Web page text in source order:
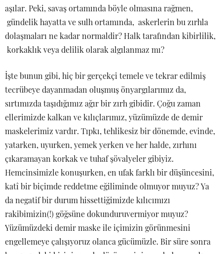
aşılar. Peki, savaş ortamında böyle olmasına rağmen,
gündelik hayatta ve sulh ortamında, askerlerin bu zırhla
dolaşmaları ne kadar normaldir? Halk tarafından kibirlilik,
korkaklık veya delilik olarak algılanmaz mı?
İşte bunun gibi, hiç bir gerçekçi temele ve tekrar edilmiş
tecrübeye dayanmadan oluşmuş önyargılarımız da,
sırtımızda taşıdığımız ağır bir zırh gibidir. Çoğu zaman
ellerimizde kalkan ve kılıçlarımız, yüzümüzde de demir
maskelerimiz vardır. Tıpkı, tehlikesiz bir dönemde, evinde,
yatarken, uyurken, yemek yerken ve her halde, zırhını
çıkaramayan korkak ve tuhaf şövalyeler gibiyiz.
Hemcinsimizle konuşurken, en ufak farklı bir düşüncesini,
katî bir biçimde reddetme eğiliminde olmuyor muyuz? Ya
da negatif bir durum hissettiğimizde kılıcımızı
rakibimizin(!) göğsüne dokunduruvermiyor muyuz?
Yüzümüzdeki demir maske ile içimizin görünmesini
engellemeye çalışıyoruz olanca gücümüzle. Bir süre sonra